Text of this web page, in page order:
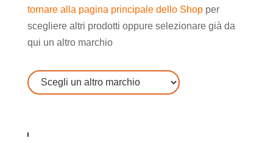
tornare alla pagina principale dello Shopper
scegliere altri prodotti oppure selezionare già da
qui un altro marchio